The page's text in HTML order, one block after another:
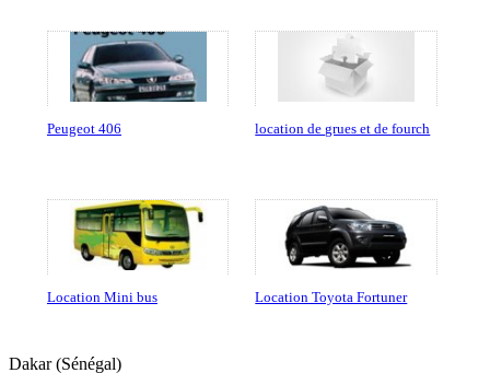
Peugeot 406 location de grues et de fourch
Location Mini bus Location Toyota Fortuner
Dakar (Sénégal)